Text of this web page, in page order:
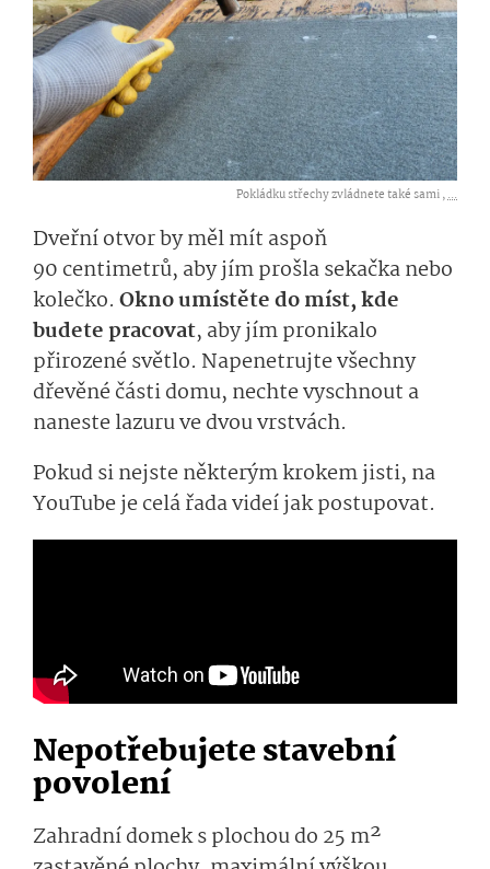
Pokládku střechy zvládnete také sami ,...
Dveřní otvor by měl mít aspoň
90 centimetrů, aby jím prošla sekačka nebo
kolečko. Okno umístěte do míst, kde
budete pracovat, aby jím pronikalo
přirozené světlo. Napenetrujte všechny
dřevěné části domu, nechte vyschnout a
naneste lazuru ve dvou vrstvách.
Pokud si nejste některým krokem jisti, na
YouTube je celá řada videí jak postupovat.
Nepotřebujete stavební
povolení
Zahradní domek s plochou do 25 m²